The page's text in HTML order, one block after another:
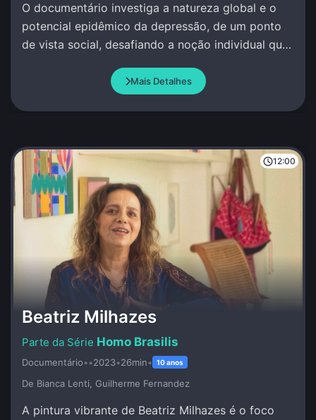
O documentário investiga a natureza global e o
potencial epidêmico da depressão, de um ponto
de vista social, desafiando a noção individual que
Mais Detalhes
12:00
Beatriz Milhazes
Homo Brasilis
Documentário••2023•26min• 10 anos
De Bianca Lenti, Guilherme Fernandez
A pintura vibrante de Beatriz Milhazes é o foco